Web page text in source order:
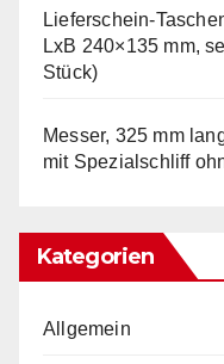
Lieferschein-
LxB 240×135 mm,
Stück)
Messer, 325 mm
mit Spezialschliff
Kategorien
Allgemein